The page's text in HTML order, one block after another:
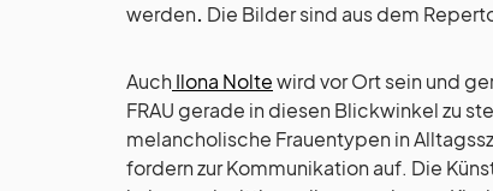
werden. Die Bilder sind aus dem
Auch Ilona Noltewird vor Ort sein und
FRAU gerade in diesen Blickwinkel zu
melancholische Frauentypen in
fordern zur Kommunikation auf. Die